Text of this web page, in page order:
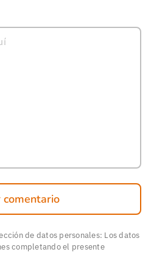
comentario
de datos personales: Los datos
completando el presente